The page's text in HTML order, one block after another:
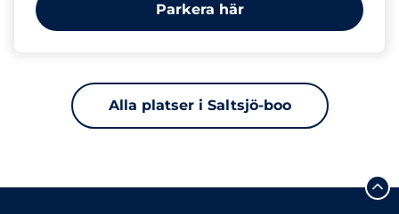
Parkera här
Alla platser i Saltsjö-boo